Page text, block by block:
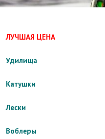
ЛУЧШАЯ ЦЕНА
Удилища
Катушки
Лески
Воблеры